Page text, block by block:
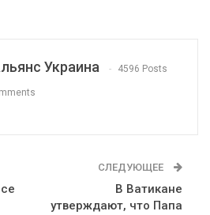
Украина 4596 Posts
СЛЕДУЮЩЕЕ
В Ватикане
утверждают, что Папа